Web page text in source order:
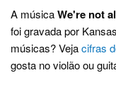
A músicaWe're not
foi gravada por
músicas? Vejacifras
gosta no violão ou